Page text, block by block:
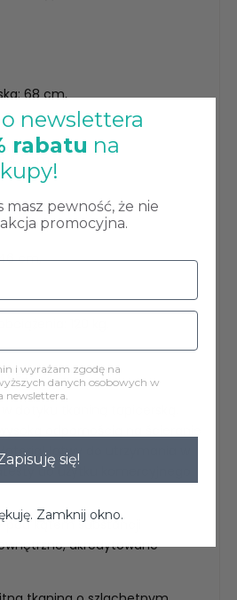
68 cm,
47 cm,
44 cm,
cm,
120 kg.
łatwy do utrzymania w
do użytku komercyjnego
pod kątem substancji
akredytowane
newslettera
rabatu na
masz pewność, że nie
promocyjna.
i wyrażam zgodę na
danych osobowych w
newslettera.
się!
Zamknij okno.